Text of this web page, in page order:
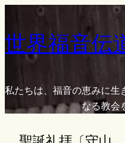
を
ッ
世界福音伝
私たちは、福音の恵みに生
なる教会